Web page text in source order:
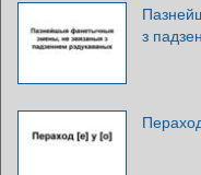
з